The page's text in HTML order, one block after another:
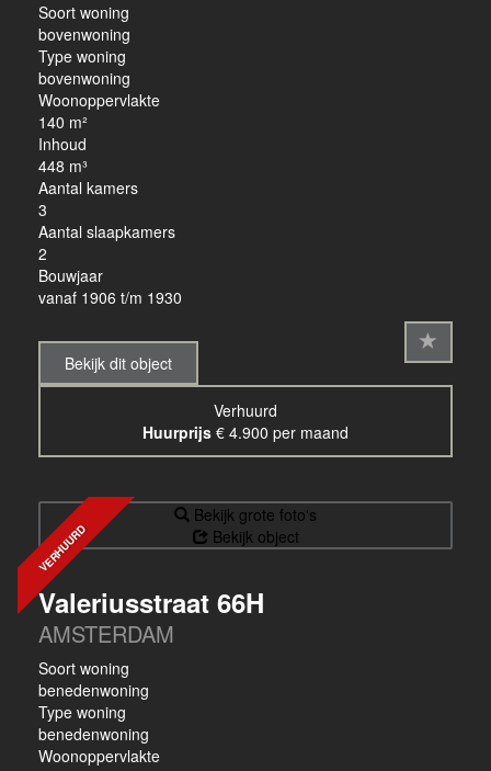
Soort woning
bovenwoning
Type woning
bovenwoning
Woonoppervlakte
140 m²
Inhoud
448 m³
Aantal kamers
3
Aantal slaapkamers
2
Bouwjaar
vanaf 1906 t/m 1930
Bekijk dit object
Verhuurd
Huurprijs € 4.900 per maand
VERHUURD
Bekijk grote foto's
Bekijk object
Valeriusstraat 66H
AMSTERDAM
Soort woning
benedenwoning
Type woning
benedenwoning
Woonoppervlakte